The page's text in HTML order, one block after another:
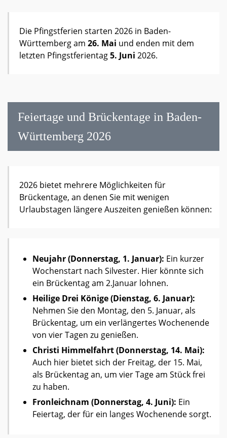
Die Pfingstferien starten 2026 in Baden-
Württemberg am 26. Mai und enden mit dem
letzten Pfingstferientag5. Juni 2026.
Feiertage und Brückentage in Baden-
Württemberg 2026
2026 bietet mehrere Möglichkeiten für
Brückentage, an denen Sie mit wenigen
Urlaubstagen längere Auszeiten genießen können:
Neujahr (Donnerstag, 1. Januar): Ein kurzer
Wochenstart nach Silvester. Hier könnte sich
ein Brückentag am 2.Januar lohnen.
Heilige Drei Könige (Dienstag, 6. Januar):
Nehmen Sie den Montag, den 5. Januar, als
Brückentag, um ein verlängertes Wochenende
von vier Tagen zu genießen.
Christi Himmelfahrt (Donnerstag, 14. Mai):
Auch hier bietet sich der Freitag, der 15. Mai,
als Brückentag an, um vier Tage am Stück frei
zu haben.
Fronleichnam (Donnerstag, 4. Juni): Ein
Feiertag, der für ein langes Wochenende sorgt.